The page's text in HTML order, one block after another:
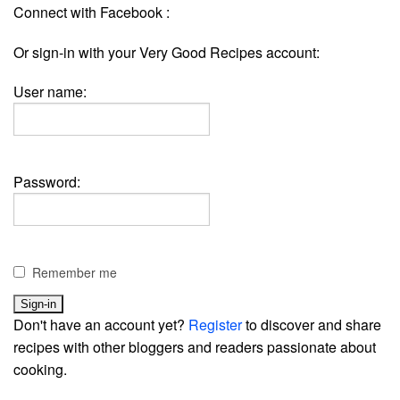
Connect with Facebook :
Or sign-in with your Very Good Recipes account:
User name:
Password:
Remember me
Don't have an account yet? Registerto discover and share
recipes with other bloggers and readers passionate about
cooking.